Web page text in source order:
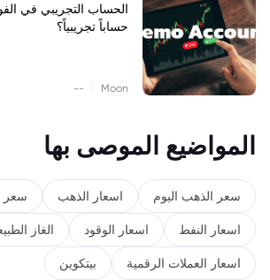
الحساب التجريبي في
حساباً تجريبياً؟
Moon
--
المواضيع الموصى بها
سعر الذهب اليوم اسعار الذهب سعر
اسعار النفط اسعار الوقود الغاز
اسعار العملات الرقمية بيتكوين